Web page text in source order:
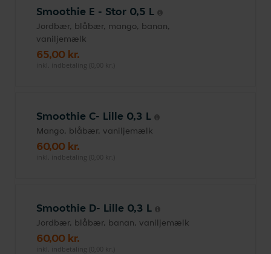
Smoothie E - Stor 0,5 L
Jordbær, blåbær, mango, banan,
vaniljemælk
65,00 kr.
inkl. indbetaling (0,00 kr.)
Smoothie C- Lille 0,3 L
Mango, blåbær, vaniljemælk
60,00 kr.
inkl. indbetaling (0,00 kr.)
Smoothie D- Lille 0,3 L
Jordbær, blåbær, banan, vaniljemælk
60,00 kr.
inkl. indbetaling (0,00 kr.)